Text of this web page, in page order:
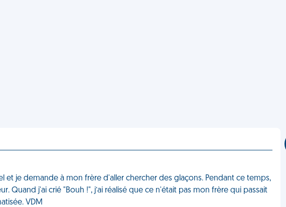
et je demande à mon frère d'aller chercher des glaçons. Pendant ce temps,
Quand j'ai crié "Bouh !", j’ai réalisé que ce n'était pas mon frère qui passait
VDM